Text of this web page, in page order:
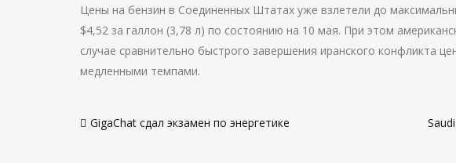
Цены на бензин в Соединенных Штатах уже взлетели до
$4,52 за галлон (3,78 л) по состоянию на 10 мая. При этом
случае сравнительно быстрого завершения иранского конфликта
медленными темпами.
поGigaChat сдал экзамен по энергетике